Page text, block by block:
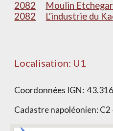
2082
Moulin
2082
L'industrie du
Localisation: U1
Coordonnées IGN:
Cadastre napoléonien:C2